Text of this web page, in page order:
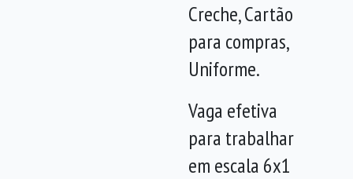
Creche, Cartão
para compras,
Uniforme.
Vaga efetiva
para trabalhar
em escala 6x1